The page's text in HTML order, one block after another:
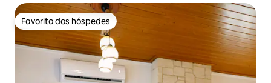
Favorito dos hóspedes
Favorito dos hóspedes